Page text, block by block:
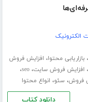
الکترونیک
،بازاریابی محتوا، افزایش فروش
، افزایش فروش سایت،seo،
فروش، سئو، انواع محتوا
دانلود کتاب